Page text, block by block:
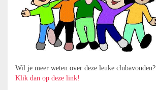
Wil je meer weten over deze leuke clubavonden?
Klik dan op deze link!